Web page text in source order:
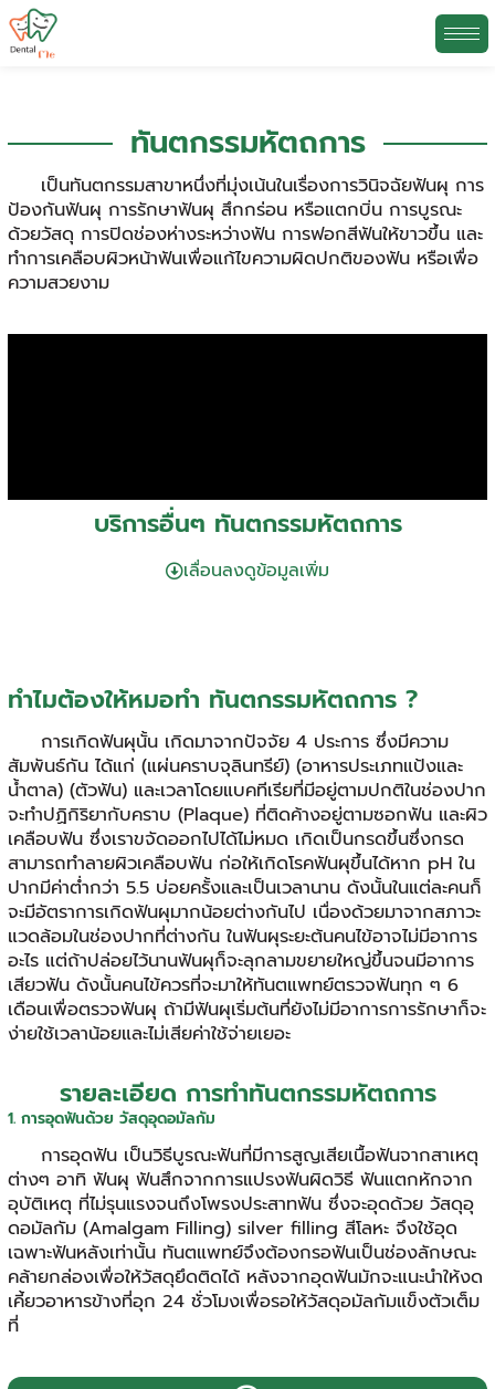
content
ทันตกรรมหัตถการ
เป็นทันตกรรมสาขาหนึ่งที่มุ่งเน้นในเรื่องการวินิจฉัยฟันผุ การ
ป้องกันฟันผุ การรักษาฟันผุ สึกกร่อน หรือแตกบิ่น การบูรณะ
ด้วยวัสดุ การปิดช่องห่างระหว่างฟัน การฟอกสีฟันให้ขาวขึ้น และ
ทำการเคลือบผิวหน้าฟันเพื่อแก้ไขความผิดปกติของฟัน หรือเพื่อ
ความสวยงาม
บริการอื่นๆ ทันตกรรมหัตถการ
เลื่อนลงดูข้อมูลเพิ่ม
ทำไมต้องให้หมอทำ ทันตกรรมหัตถการ ?
การเกิดฟันผุนั้น เกิดมาจากปัจจัย 4 ประการ ซึ่งมีความ
สัมพันธ์กัน ได้แก่ (แผ่นคราบจุลินทรีย์) (อาหารประเภทแป้งและ
น้ำตาล) (ตัวฟัน) และเวลาโดยแบคทีเรียที่มีอยู่ตามปกติในช่องปาก
จะทำปฏิกิริยากับคราบ (Plaque) ที่ติดค้างอยู่ตามซอกฟัน และผิว
เคลือบฟัน ซึ่งเราขจัดออกไปได้ไม่หมด เกิดเป็นกรดขึ้นซึ่งกรด
สามารถทำลายผิวเคลือบฟัน ก่อให้เกิดโรคฟันผุขึ้นได้หาก pH ใน
ปากมีค่าต่ำกว่า 5.5 บ่อยครั้งและเป็นเวลานาน ดังนั้นในแต่ละคนก็
จะมีอัตราการเกิดฟันผุมากน้อยต่างกันไป เนื่องด้วยมาจากสภาวะ
แวดล้อมในช่องปากที่ต่างกัน ในฟันผุระยะต้นคนไข้อาจไม่มีอาการ
อะไร แต่ถ้าปล่อยไว้นานฟันผุก็จะลุกลามขยายใหญ่ขึ้นจนมีอาการ
เสียวฟัน ดังนั้นคนไข้ควรที่จะมาให้ทันตแพทย์ตรวจฟันทุก ๆ 6
เดือนเพื่อตรวจฟันผุ ถ้ามีฟันผุเริ่มต้นที่ยังไม่มีอาการการรักษาก็จะ
ง่ายใช้เวลาน้อยและไม่เสียค่าใช้จ่ายเยอะ
รายละเอียด การทำทันตกรรมหัตถการ
1. การอุดฟันด้วย วัสดุอุดอมัลกัม
การอุดฟัน เป็นวิธีบูรณะฟันที่มีการสูญเสียเนื้อฟันจากสาเหตุ
ต่างๆ อาทิ ฟันผุ ฟันสึกจากการแปรงฟันผิดวิธี ฟันแตกหักจาก
อุบัติเหตุ ที่ไม่รุนแรงจนถึงโพรงประสาทฟัน ซึ่งจะอุดด้วย วัสดุอุ
ดอมัลกัม (Amalgam Filling) silver filling สีโลหะ จึงใช้อุด
เฉพาะฟันหลังเท่านั้น ทันตแพทย์จึงต้องกรอฟันเป็นช่องลักษณะ
คล้ายกล่องเพื่อให้วัสดุยึดติดได้ หลังจากอุดฟันมักจะแนะนำให้งด
เคี้ยวอาหารข้างที่อุก 24 ชั่วโมงเพื่อรอให้วัสดุอมัลกัมแข็งตัวเต็ม
ที่